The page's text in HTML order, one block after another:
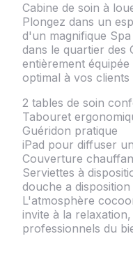
Cabine de soin à
Plongez dans un
d'un magnifique
dans le quartier des
entièrement
optimal à vos clients
2 tables de soin
Tabouret
Guéridon pratique
iPad pour diffuser
Couverture
Serviettes à
douche a disposition
L'atmosphère
invite à la
professionnels du